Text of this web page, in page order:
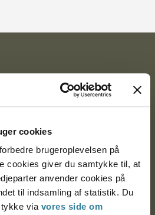
cookies
brugeroplevelsen på
cookies giver du samtykke til, at
anvender cookies på
til indsamling af statistik. Du
via vores side om